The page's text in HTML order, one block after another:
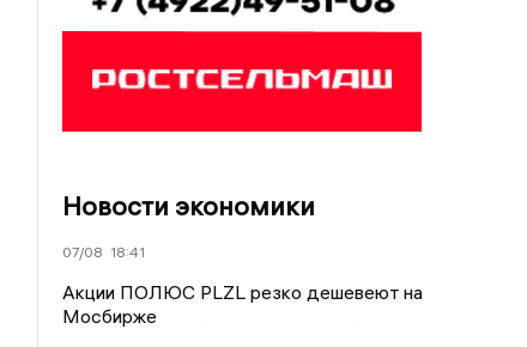
Новости экономики
07/08 18:41
Акции ПОЛЮС PLZL резко дешевеют на
Мосбирже